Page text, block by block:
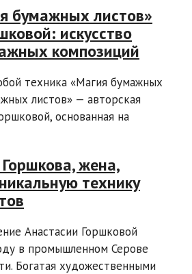
бумажных листов»
искусство
композиций
техника «Магия бумажных
листов» — авторская
основанная на
жена,
технику
Анастасии Горшковой
в промышленном Серове
Богатая художественными